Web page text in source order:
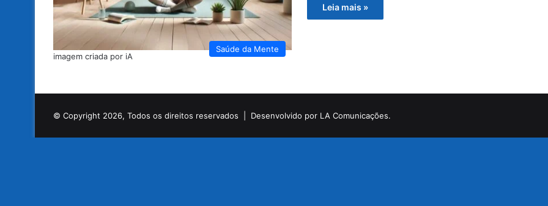
Saúde da Mente
imagem criada por iA
Leia mais »
© Copyright 2026, Todos os direitos reservados | Desenvolvido por LA Comunicações.